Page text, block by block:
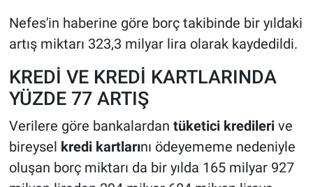
Nefes'in haberine göre borç takibinde bir yıldaki
artış miktarı 323,3 milyar lira olarak kaydedildi.
KREDİ VE KREDİ KARTLARINDA
YÜZDE 77 ARTIŞ
Verilere göre bankalardan tüketici kredilerive
bireysel kredi kartlarını ödeyememe nedeniyle
oluşan borç miktarı da bir yılda 165 milyar 927